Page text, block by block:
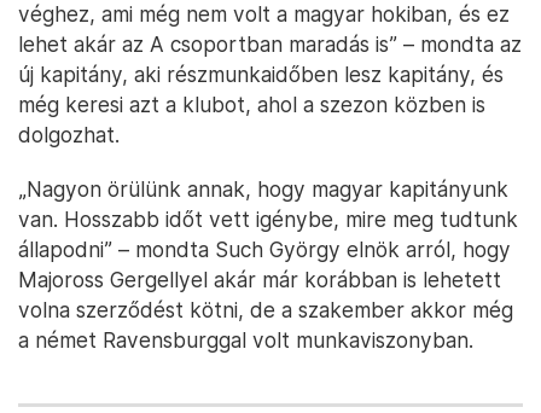
véghez, ami még nem volt a magyar hokiban, és ez
lehet akár az A csoportban maradás is” – mondta az
új kapitány, aki részmunkaidőben lesz kapitány, és
még keresi azt a klubot, ahol a szezon közben is
dolgozhat.
„Nagyon örülünk annak, hogy magyar kapitányunk
van. Hosszabb időt vett igénybe, mire meg tudtunk
állapodni” – mondta Such György elnök arról, hogy
Majoross Gergellyel akár már korábban is lehetett
volna szerződést kötni, de a szakember akkor még
a német Ravensburggal volt munkaviszonyban.